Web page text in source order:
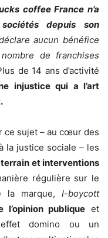
coffee France n’a
depuis son
aucun bénéfice
de franchises
de 14 ans d’activité
injustice qui a l’art
ce sujet – au cœur des
la justice sociale – les
et interventions
régulière sur le
la marque, I-boycott
publique et
effet domino ou un